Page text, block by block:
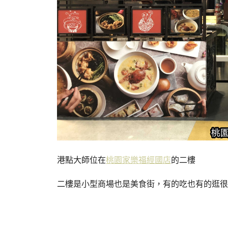
港點大師位在桃園家樂福經國店的二樓
二樓是小型商場也是美食街，有的吃也有的逛